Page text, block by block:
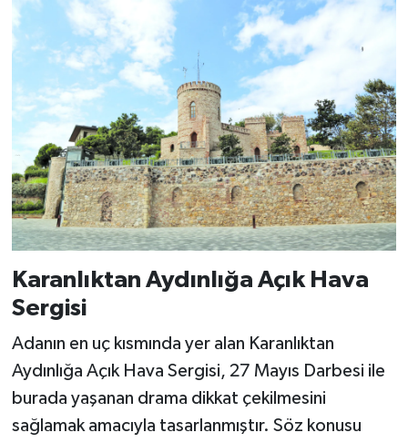
Karanlıktan Aydınlığa Açık Hava
Sergisi
Adanın en uç kısmında yer alan Karanlıktan
Aydınlığa Açık Hava Sergisi, 27 Mayıs Darbesi ile
burada yaşanan drama dikkat çekilmesini
sağlamak amacıyla tasarlanmıştır. Söz konusu